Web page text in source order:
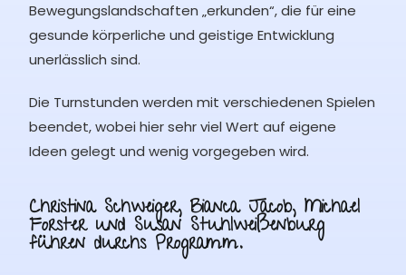
Bewegungslandschaften „erkunden“, die für eine
gesunde körperliche und geistige Entwicklung
unerlässlich sind.
Die Turnstunden werden mit verschiedenen Spielen
beendet, wobei hier sehr viel Wert auf eigene
Ideen gelegt und wenig vorgegeben wird.
Christina Schweiger, Bianca Jacob, Michael
Forster und Susan Stuhlweißenburg
führen durchs Programm.